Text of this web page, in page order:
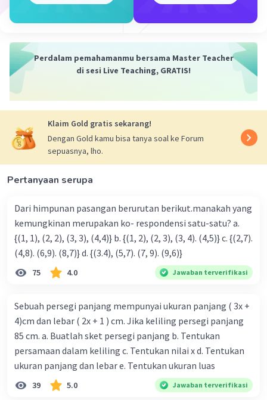
c, di mana a, b, dan c adalah konstanta. Dalam fungsi
yang diberikan, kita memiliki:
b = 9 (koefisien x)
c = 7 (konstanta)
Beri Rating
Perdalam pemahamanmu bersama Master Teacher
di sesi Live Teaching, GRATIS!
Klaim Gold gratis sekarang!
Dengan Gold kamu bisa tanya soal ke Forum
sepuasnya, lho.
Pertanyaan serupa
Dari himpunan pasangan berurutan berikut.manakah yang
kemungkinan merupakan ko- respondensi satu-satu? a.
{(1, 1), (2, 2), (3, 3), (4,4)} b. {(1, 2), (2, 3), (3, 4). (4,5)} c. {(2,7).
(4,8). (6,9). (8,7)} d. {(3.4), (5,7). (7, 9). (9,6)}
75 4.0 Jawaban terverifikasi
Sebuah persegi panjang mempunyai ukuran panjang ( 3x +
4)cm dan lebar ( 2x + 1 ) cm. Jika keliling persegi panjang
85 cm. a. Buatlah sket persegi panjang b. Tentukan
persamaan dalam keliling c. Tentukan nilai x d. Tentukan
ukuran panjang dan lebar e. Tentukan ukuran luas
39 5.0 Jawaban terverifikasi